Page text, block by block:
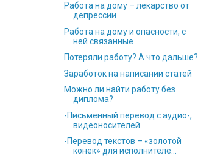
Работа на дому – лекарство от
депрессии
Работа на дому и опасности, с
ней связанные
Потеряли работу? А что дальше?
Заработок на написании статей
Можно ли найти работу без
диплома?
-Письменный перевод с аудио-,
видеоносителей
-Перевод текстов – «золотой
конек» для исполнителе...